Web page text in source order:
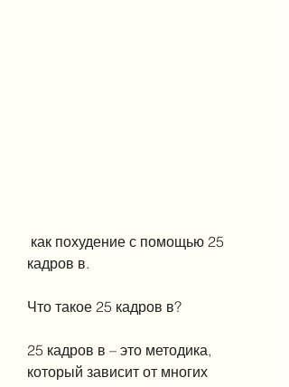
кадров в.
Что такое 25 кадров в?
25 кадров в – это методика,
который зависит от многих